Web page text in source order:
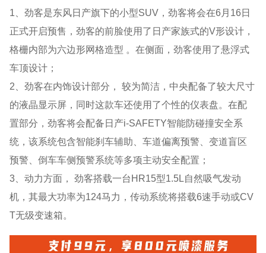
1、劲客是东风日产旗下的小型SUV，劲客将会在6月16日
正式开启预售，劲客的前脸使用了日产家族式的V形设计，
格栅内部为六边形网格造型 。在侧面，劲客使用了悬浮式
车顶设计；
2、劲客在内饰设计部分， 较为简洁，中央配备了较大尺寸
的液晶显示屏，同时这款车还使用了个性的仪表盘。在配
置部分，劲客将会配备日产i-SAFETY智能防碰撞安全系
统，该系统包含智能刹车辅助、车道偏离预警、变道盲区
预警、倒车车侧预警系统等多项主动安全配置；
3、动力方面， 劲客搭载一台HR15型1.5L自然吸气发动
机，其最大功率为124马力，传动系统将搭载6速手动或CV
T无级变速箱。